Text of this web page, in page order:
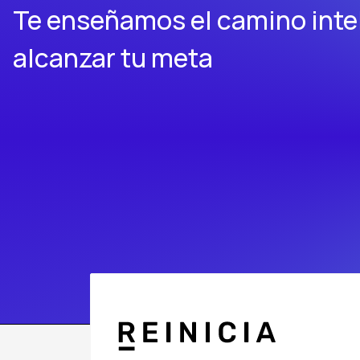
Te enseñamos el camino
alcanzar tu meta